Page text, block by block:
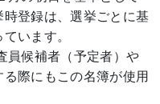
登録は、選挙ごとに基
います。
員候補者（予定者）や
際にもこの名簿が使用